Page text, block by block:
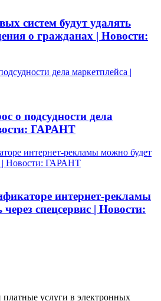
систем будут удалять
о гражданах | Новости:
дела маркетплейса |
о подсудности дела
ГАРАНТ
интернет-рекламы можно будет
| Новости: ГАРАНТ
интернет-рекламы
спецсервис | Новости:
платные услуги в электронных